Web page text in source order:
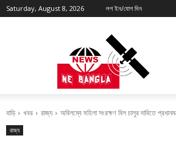
Saturday, August 8, 2026 লগ ইন/যোগ দিন
বাড়ি খবর রাজ্য অবিলম্বে মহিলা সংরক্ষণ বিল চালুর দাবিতে
রাজ্য